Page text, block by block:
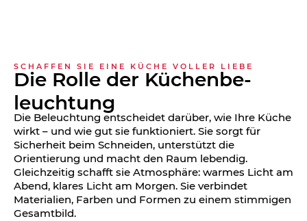
SCHAFFEN SIE EINE KÜCHE VOLLER LIEBE
Die Rolle der Küchenbe­
leuchtung
Die Beleuchtung entscheidet darüber, wie Ihre Küche
wirkt – und wie gut sie funktioniert. Sie sorgt für
Sicherheit beim Schneiden, unterstützt die
Orientierung und macht den Raum lebendig.
Gleichzeitig schafft sie Atmosphäre: warmes Licht am
Abend, klares Licht am Morgen. Sie verbindet
Materialien, Farben und Formen zu einem stimmigen
Gesamtbild.